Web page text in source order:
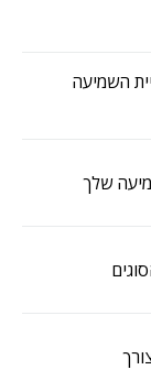
השמיעה
שלך